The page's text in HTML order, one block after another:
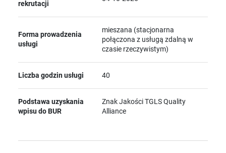
rekrutacji
Forma prowadzenia
usługi
mieszana (stacjonarna
połączona z usługą zdalną w
czasie rzeczywistym)
Liczba godzin usługi 40
Podstawa uzyskania
wpisu do BUR
Znak Jakości TGLS Quality
Alliance